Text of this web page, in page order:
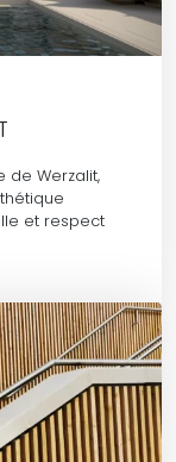
de Werzalit,
et respect